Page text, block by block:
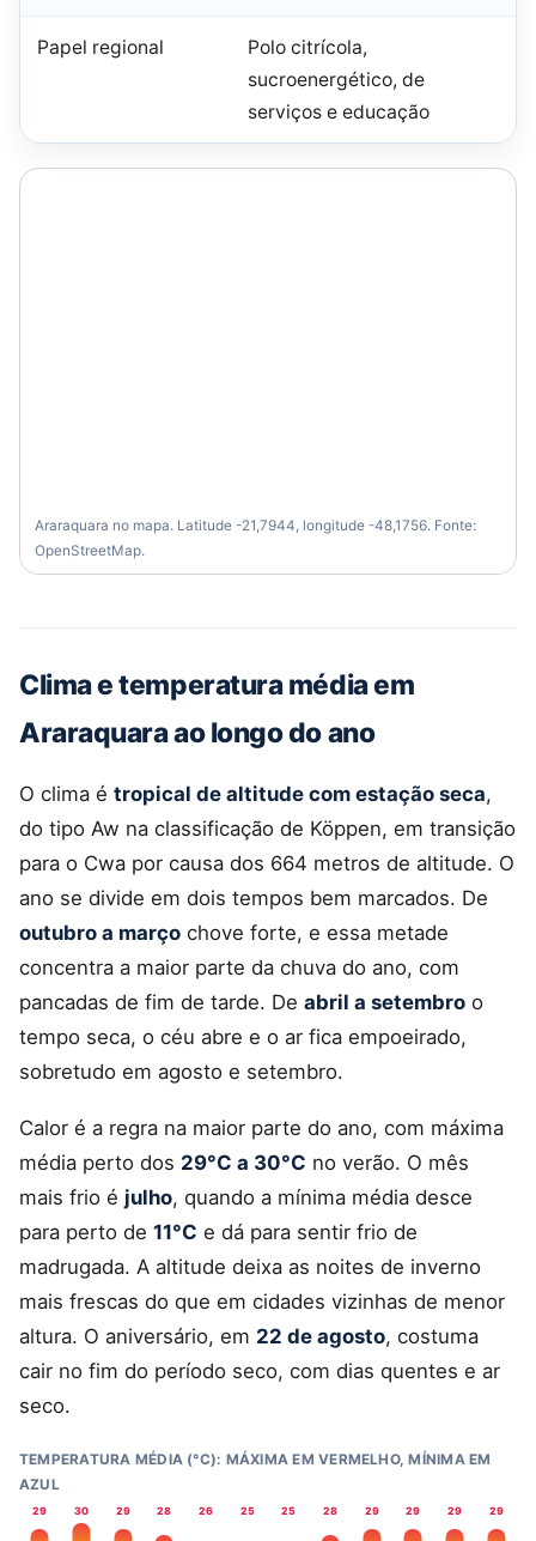
Papel regional
Polo citrícola,
sucroenergético, de
serviços e educação
Araraquara no mapa. Latitude -21,7944, longitude -48,1756. Fonte:
OpenStreetMap.
Clima e temperatura média em
Araraquara ao longo do ano
O clima é tropical de altitude com estação seca,
do tipo Aw na classificação de Köppen, em transição
para o Cwa por causa dos 664 metros de altitude. O
ano se divide em dois tempos bem marcados. De
outubro a março chove forte, e essa metade
concentra a maior parte da chuva do ano, com
pancadas de fim de tarde. De abril a setembro o
tempo seca, o céu abre e o ar fica empoeirado,
sobretudo em agosto e setembro.
Calor é a regra na maior parte do ano, com máxima
média perto dos 29°C a 30°C no verão. O mês
mais frio é julho, quando a mínima média desce
para perto de 11°C e dá para sentir frio de
madrugada. A altitude deixa as noites de inverno
mais frescas do que em cidades vizinhas de menor
altura. O aniversário, em 22 de agosto, costuma
cair no fim do período seco, com dias quentes e ar
seco.
TEMPERATURA MÉDIA (°C): MÁXIMA EM VERMELHO, MÍNIMA EM
AZUL
29 30 29 28 26 25 25 28 29 29 29 29